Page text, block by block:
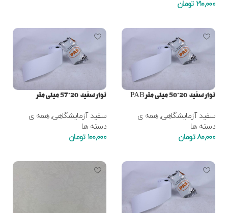
210,000 تومان
نوار سفید 20*50 میلی متر PAB
سفید آزمایشگاهی,همه ی
دسته ها
80,000 تومان
نوار سفید 20*57 میلی متر
سفید آزمایشگاهی,همه ی
دسته ها
100,000 تومان